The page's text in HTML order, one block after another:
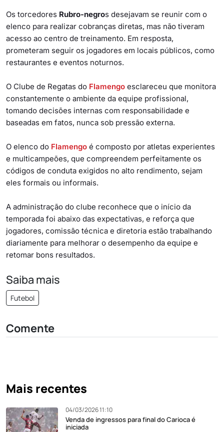
Os torcedores Rubro-negros desejavam se reunir com o
elenco para realizar cobranças diretas, mas não tiveram
acesso ao centro de treinamento. Em resposta,
prometeram seguir os jogadores em locais públicos, como
restaurantes e eventos noturnos.
O Clube de Regatas do Flamengo esclareceu que monitora
constantemente o ambiente da equipe profissional,
tomando decisões internas com responsabilidade e
baseadas em fatos, nunca sob pressão externa.
O elenco do Flamengo é composto por atletas experientes
e multicampeões, que compreendem perfeitamente os
códigos de conduta exigidos no alto rendimento, sejam
eles formais ou informais.
A administração do clube reconhece que o início da
temporada foi abaixo das expectativas, e reforça que
jogadores, comissão técnica e diretoria estão trabalhando
diariamente para melhorar o desempenho da equipe e
retomar bons resultados.
Saiba mais
Futebol
Comente
Mais recentes
04/03/2026 11:10
Venda de ingressos para final do Carioca é
iniciada